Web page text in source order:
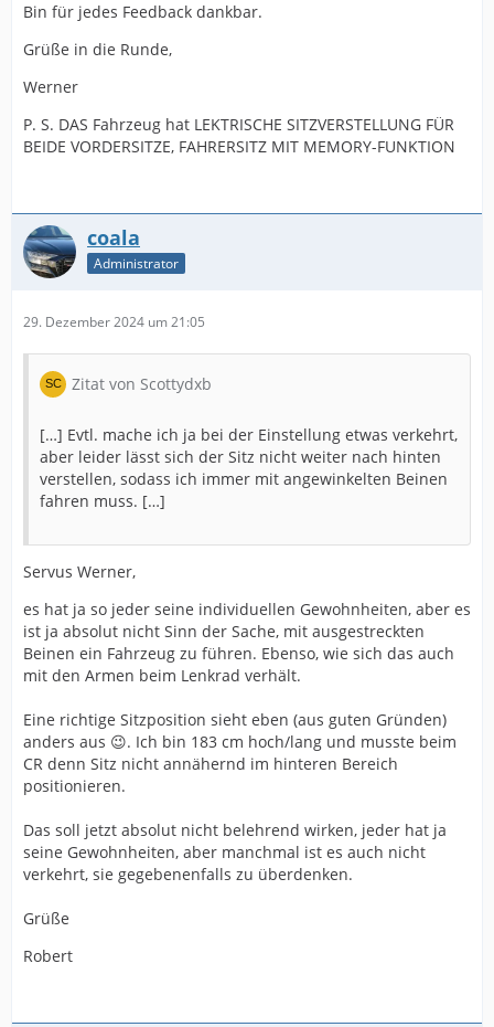
Bin für jedes Feedback dankbar.
Grüße in die Runde,
Werner
P. S. DAS Fahrzeug hat LEKTRISCHE SITZVERSTELLUNG FÜR
BEIDE VORDERSITZE, FAHRERSITZ MIT MEMORY-FUNKTION
coala
Administrator
29. Dezember 2024 um 21:05
Zitat von Scottydxb
[…] Evtl. mache ich ja bei der Einstellung etwas verkehrt,
aber leider lässt sich der Sitz nicht weiter nach hinten
verstellen, sodass ich immer mit angewinkelten Beinen
fahren muss. […]
Servus Werner,
es hat ja so jeder seine individuellen Gewohnheiten, aber es
ist ja absolut nicht Sinn der Sache, mit ausgestreckten
Beinen ein Fahrzeug zu führen. Ebenso, wie sich das auch
mit den Armen beim Lenkrad verhält.
Eine richtige Sitzposition sieht eben (aus guten Gründen)
anders aus 😉. Ich bin 183 cm hoch/lang und musste beim
CR denn Sitz nicht annähernd im hinteren Bereich
positionieren.
Das soll jetzt absolut nicht belehrend wirken, jeder hat ja
seine Gewohnheiten, aber manchmal ist es auch nicht
verkehrt, sie gegebenenfalls zu überdenken.
Grüße
Robert